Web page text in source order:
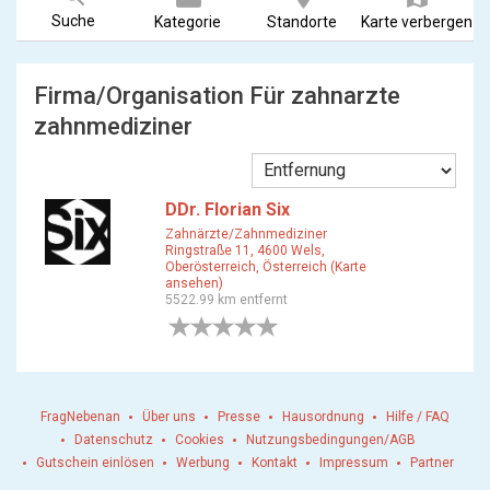
Suche Kategorie Standorte Karte verbergen
Firma/Organisation Für zahnarzte
zahnmediziner
DDr. Florian Six
Zahnärzte/Zahnmediziner
Ringstraße 11, 4600 Wels,
Oberösterreich, Österreich (Karte
ansehen)
5522.99 km entfernt
FragNebenan Über uns Presse Hausordnung
Hilfe / FAQ
Datenschutz
Cookies
Nutzungsbedingungen/AGB
Gutschein einlösen
Werbung Kontakt Impressum Partner